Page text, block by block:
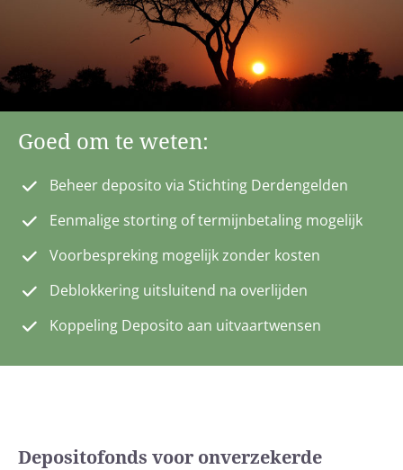
Goed om te weten:
Beheer deposito via Stichting Derdengelden
Eenmalige storting of termijnbetaling mogelijk
Voorbespreking mogelijk zonder kosten
Deblokkering uitsluitend na overlijden
Koppeling Deposito aan uitvaartwensen
Depositofonds voor onverzekerde